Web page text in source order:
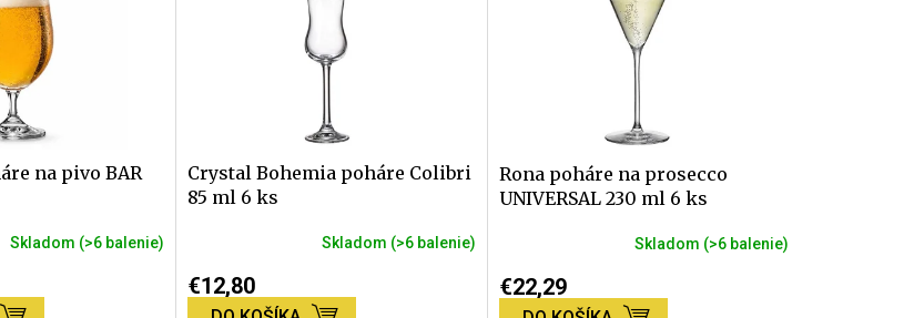
na pivo BAR
Skladom (>6 balenie)
Crystal Bohemia poháre Colibri
85 ml 6 ks
produktu
Skladom (>6 balenie)
€12,80
Rona poháre na prosecco
UNIVERSAL 230 ml 6 ks
produktu
Skladom (>6 balenie)
€22,29